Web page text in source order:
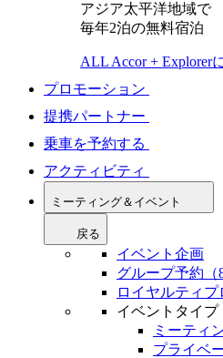
アジア太平洋地域で
毎年2泊の無料宿泊
ALL Accor + Explorer
プロモーション
提携パートナー
乗車を予約する
アクティビティ
ミーティング＆イベント
戻る
イベント企画
グループ予約（
ロイヤルティ
イベントタイプ
ミーティ
プライベ